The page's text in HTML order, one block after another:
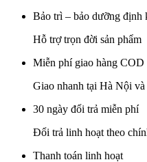
Bảo trì – bảo dưỡng định
Hỗ trợ trọn đời sản phẩm
Miễn phí giao hàng COD
Giao nhanh tại Hà Nội
30 ngày đổi trả miễn phí
Đổi trả linh hoạt theo
Thanh toán linh hoạt